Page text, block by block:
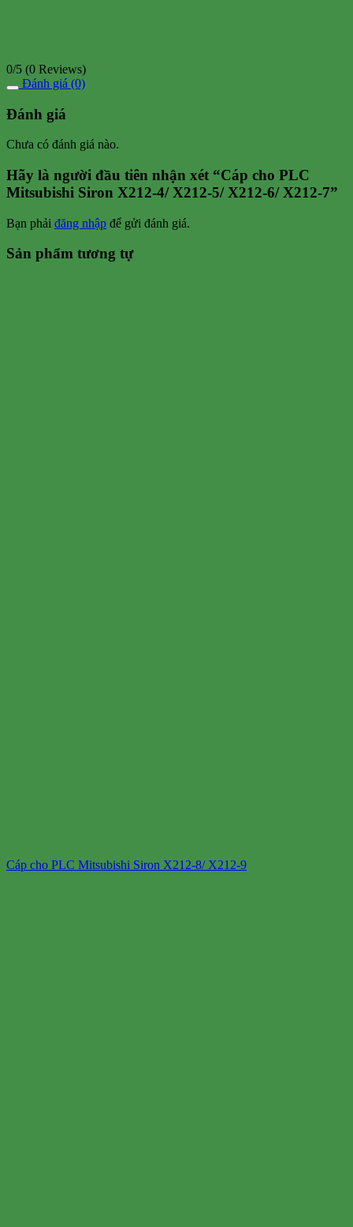
0/5 (0 Reviews)
Đánh giá (0)
Đánh giá
Chưa có đánh giá nào.
Hãy là người đầu tiên nhận xét “Cáp cho PLC
Mitsubishi Siron X212-4/ X212-5/ X212-6/ X212-7”
Bạn phải đăng nhập để gửi đánh giá.
Sản phẩm tương tự
Cáp cho PLC Mitsubishi Siron X212-8/ X212-9